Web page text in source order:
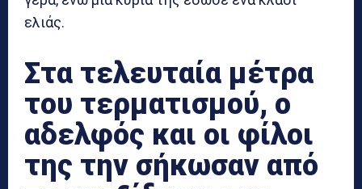
ελιάς.
Στα τελευταία μέτρα
του τερματισμού, ο
αδελφός και οι φίλοι
της την σήκωσαν από